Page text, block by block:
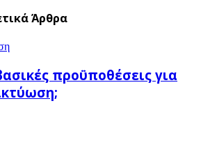
Άρθρα
προϋποθέσεις για